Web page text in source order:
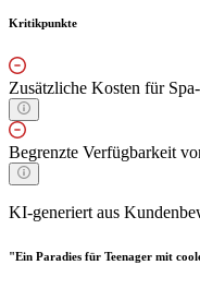
Kritikpunkte
Zusätzliche Kosten für
Begrenzte Verfügbarkeit
KI-generiert aus
"Ein Paradies für Teenager mit